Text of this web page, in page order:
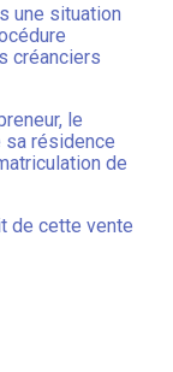
une situation
créanciers
le
sa résidence
de
de cette vente